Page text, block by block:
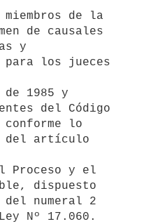
de causales
y
para los jueces
1985 y
del Código
lo
del artículo
Proceso y el
dispuesto
numeral 2
Nº 17.060.